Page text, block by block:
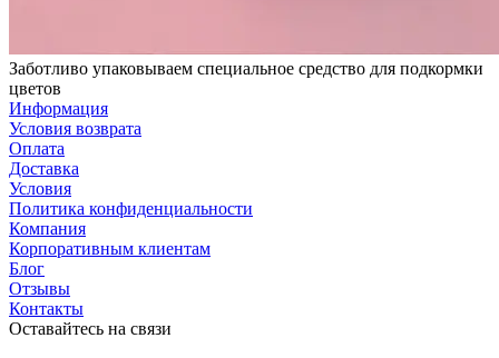
Заботливо упаковываем специальное средство для подкормки
цветов
Информация
Условия возврата
Оплата
Доставка
Условия
Политика конфиденциальности
Компания
Корпоративным клиентам
Блог
Отзывы
Контакты
Оставайтесь на связи